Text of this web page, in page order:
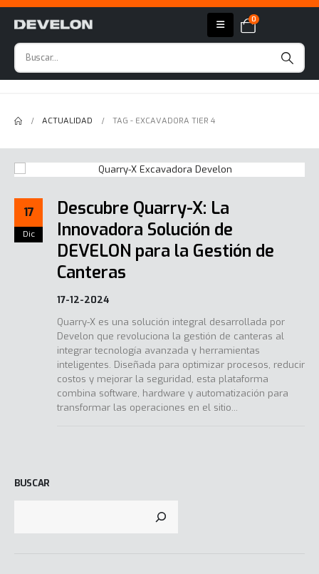
0
ACTUALIDAD TAG - EXCAVADORA TIER 4
17
Dic
Descubre Quarry-X: La
Innovadora Solución de
DEVELON para la Gestión de
Canteras
17-12-2024
Quarry-X es una solución integral desarrollada por
Develon que revoluciona la gestión de canteras al
integrar tecnología avanzada y herramientas
inteligentes. Diseñada para optimizar procesos, reducir
costos y mejorar la seguridad, esta plataforma
combina software, hardware y automatización para
transformar las operaciones en el sitio...
BUSCAR